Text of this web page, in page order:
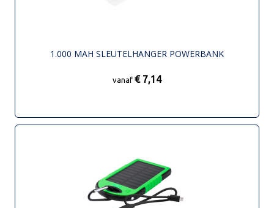
1.000 MAH SLEUTELHANGER POWERBANK
vanaf € 7,14